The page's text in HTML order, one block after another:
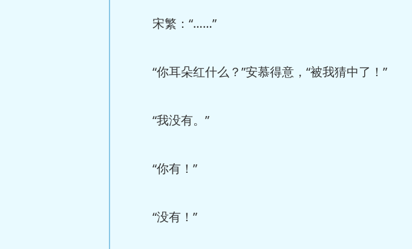
宋繁：“……”
“你耳朵红什么？”安慕得意，“被我猜中了！”
“我没有。”
“你有！”
“没有！”